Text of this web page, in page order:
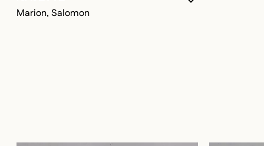
VOUS DEVEZ
FERMER LA
OUVRIR LA
Marion, Salomon